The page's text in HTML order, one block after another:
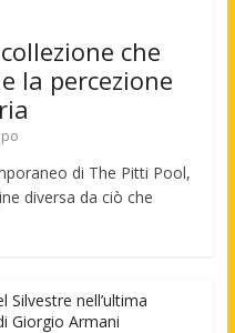
che
la percezione
di The Pitti Pool,
diversa da ciò che
Silvestre nell’ultima
Giorgio Armani